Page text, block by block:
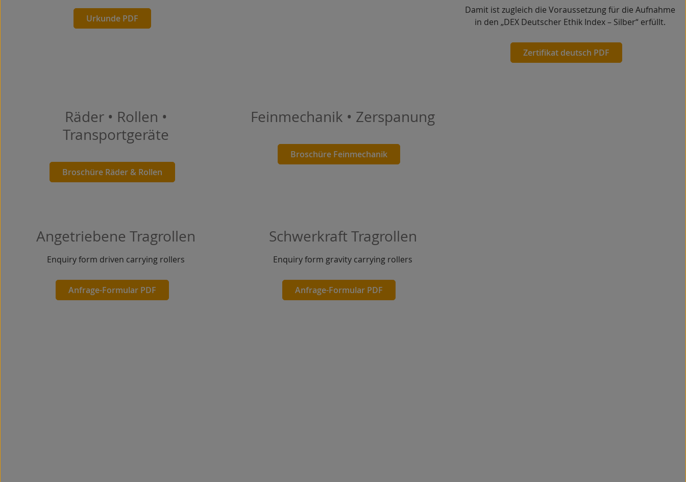
Urkunde PDF
Damit ist zugleich die Voraussetzung für die Aufnahme
in den „DEX Deutscher Ethik Index – Silber“ erfüllt.
Zertifikat deutsch PDF
Räder • Rollen •
Transportgeräte
Broschüre Räder & Rollen
Feinmechanik • Zerspanung
Broschüre Feinmechanik
Angetriebene Tragrollen
Enquiry form driven carrying rollers
Anfrage-Formular PDF
Schwerkraft Tragrollen
Enquiry form gravity carrying rollers
Anfrage-Formular PDF